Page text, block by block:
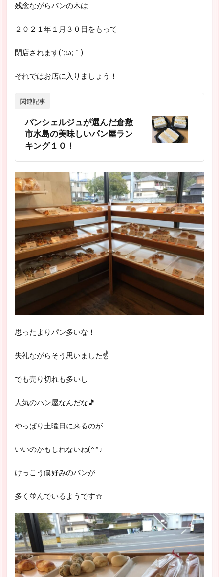
残念ながらパンの木は
２０２１年１月３０日をもって
閉店されます(´;ω;｀)
それではお店に入りましょう！
関連記事
パンシェルジュが選んだ倉敷
市水島の美味しいパン屋ラン
キング１０！
思ったよりパン多いな！
失礼ながらそう思いました☝
でも売り切れも多いし
人気のパン屋なんだな🎵
やっぱり土曜日に来るのが
いいのかもしれないね(^^♪
けっこう僕好みのパンが
多く並んでいるようです☆